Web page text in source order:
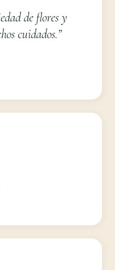
de flores y
cuidados.”